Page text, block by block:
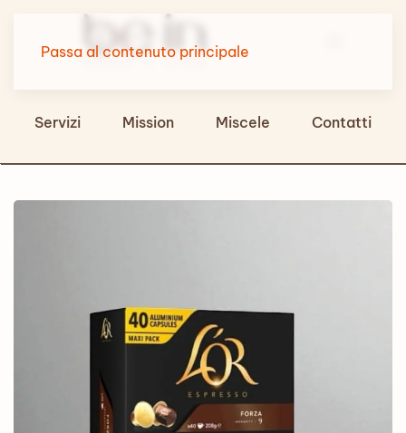
Passa al contenuto principale
Servizi Mission Miscele Contatti